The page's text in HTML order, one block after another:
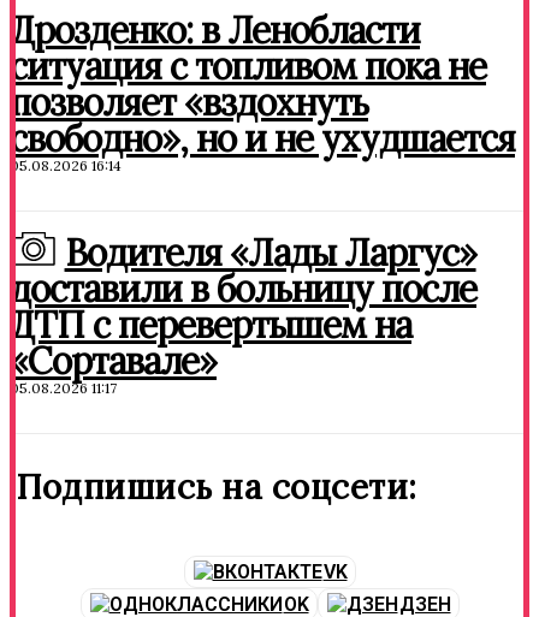
Дрозденко: в Ленобласти
ситуация с топливом пока не
позволяет «вздохнуть
свободно», но и не ухудшается
05.08.2026 16:14
Водителя «Лады Ларгус»
доставили в больницу после
ДТП с перевертышем на
«Сортавале»
05.08.2026 11:17
Подпишись на соцсети:
VK
OK
ДЗЕН